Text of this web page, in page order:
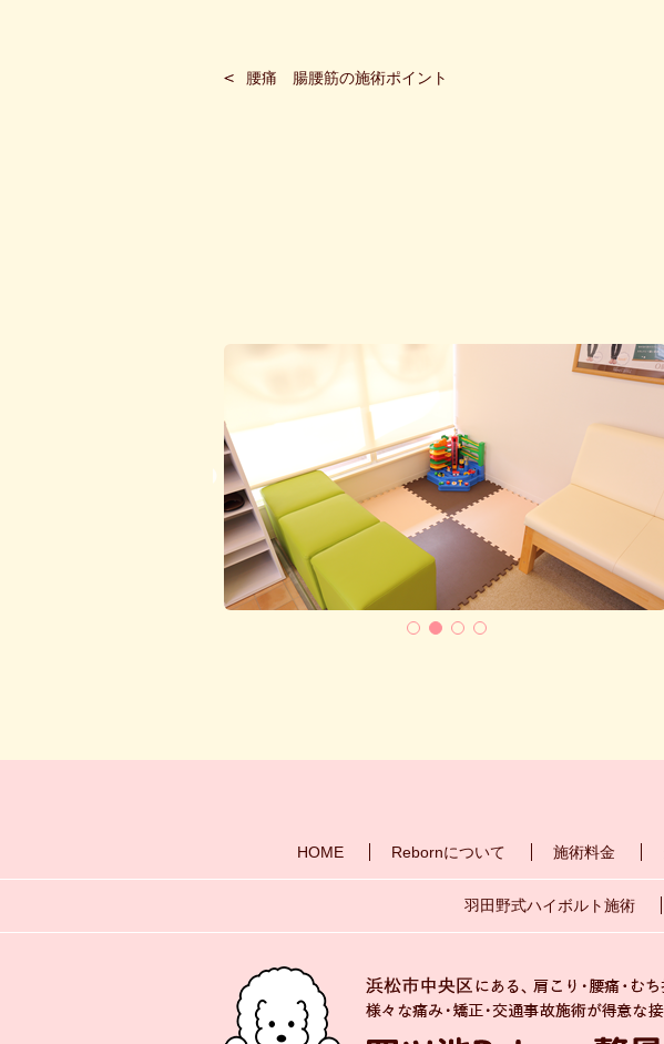
腰痛 腸腰筋の施術ポイント
HOME Rebornについて 施術料金
羽田野式ハイボルト施術